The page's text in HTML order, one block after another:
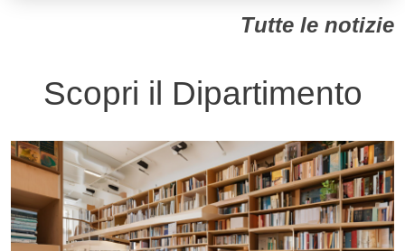
Tutte le notizie
Scopri il Dipartimento
Immagine